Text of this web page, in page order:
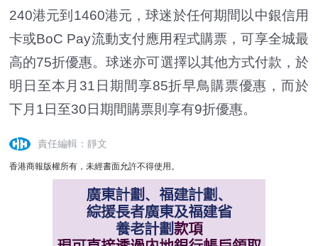
240港元到1460港元，球迷於任何期間以中銀信用
卡或BoC Pay流動支付應用程式購票，可享全城最
高的75折優惠。球迷亦可選擇以其他方式付款，於
明日至本月31日期間享85折早鳥購票優惠，而於
下月1日至30日期間購票則享有9折優惠。
責任編輯：靜文
香港商報版權所有，未經書面允許不得使用。